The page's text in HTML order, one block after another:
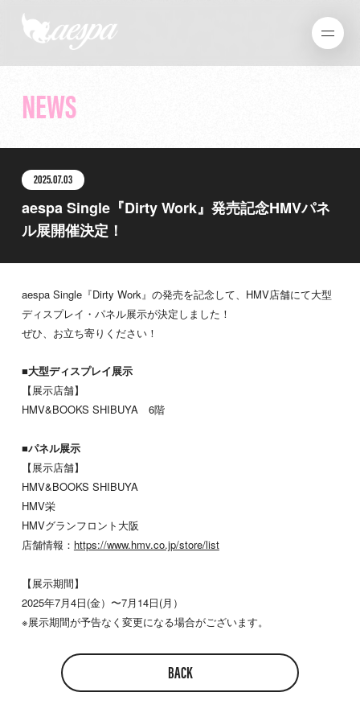
NEWS
2025.07.03
aespa Single『Dirty Work』発売記念HMVパネ
ル展開催決定！
aespa Single『Dirty Work』の発売を記念して、HMV店舗にて大型
ディスプレイ・パネル展示が決定しました！
ぜひ、お立ち寄りください！
■大型ディスプレイ展示
【展示店舗】
HMV&BOOKS SHIBUYA 6階
■パネル展示
【展示店舗】
HMV&BOOKS SHIBUYA
HMV栄
HMVグランフロント大阪
店舗情報： https://www.hmv.co.jp/store/list
【展示期間】
2025年7月4日(金）〜7月14日(月）
※展示期間が予告なく変更になる場合がございます。
BACK